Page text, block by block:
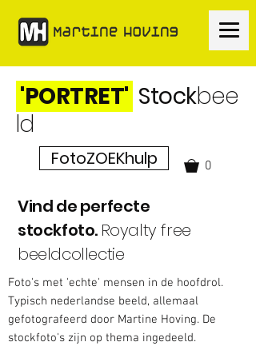
'PORTRET' Stockbee
ld
FotoZOEKhulp 0
Vind de perfecte
stockfoto. Royalty free
beeldcollectie
Foto's met 'echte' mensen in de hoofdrol.
Typisch nederlandse beeld, allemaal
gefotografeerd door Martine Hoving. De
stockfoto's zijn op thema ingedeeld.